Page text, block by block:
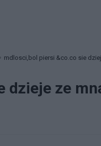
mdlosci,bol piersi &co.co sie
dzieje ze